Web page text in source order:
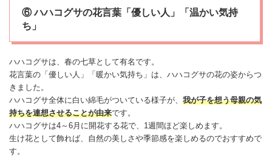
⑥ ハハコグサの花言葉「優しい人」「温かい気持
ち」
ハハコグサは、春の七草として有名です。
花言葉の「優しい人」「暖かい気持ち」は、 ハハコグサの花の姿からつ
きました。
ハハコグサ全体に白い綿毛がついている様子が、 我が子を想う母親の気
持ちを連想させることが由来です。
ハハコグサは4～6月に開花する花で、1週間ほど楽しめます。
生け花として飾れば、自然の美しさや季節感を楽しめるのでおすすめで
す。